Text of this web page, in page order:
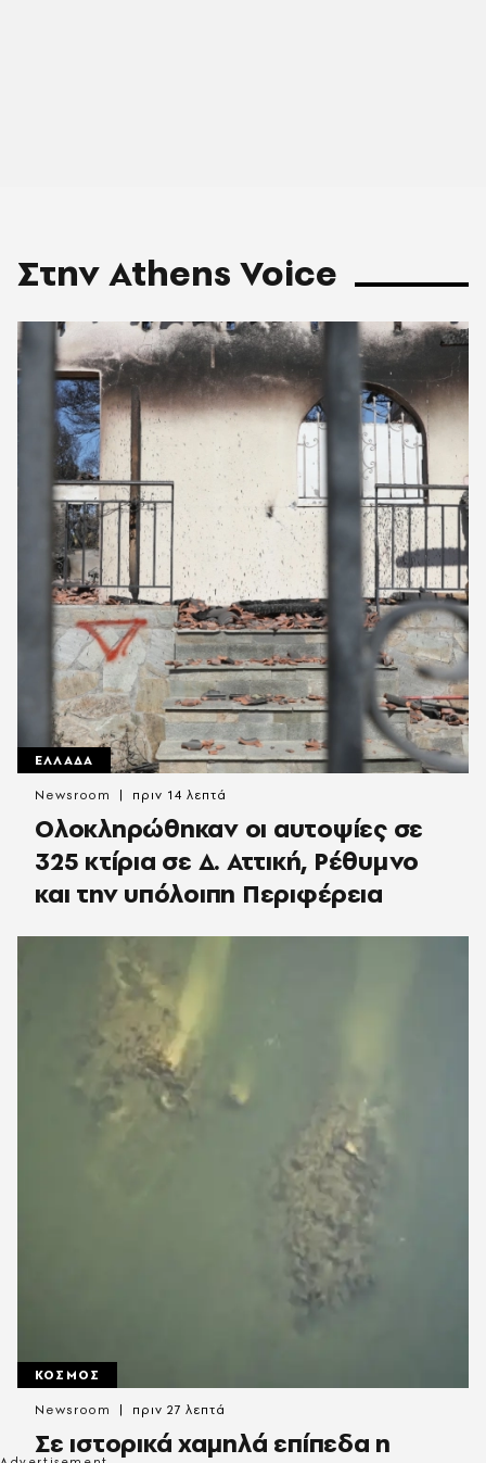
Στην Athens Voice
ΕΛΛΑΔΑ
Ολοκληρώθηκαν οι αυτοψίες σε
325 κτίρια σε Δ. Αττική, Ρέθυμνο
και την υπόλοιπη Περιφέρεια
Newsroom πριν 14 λεπτά
ΚΟΣΜΟΣ
Σε ιστορικά χαμηλά επίπεδα η
Newsroom πριν 27 λεπτά